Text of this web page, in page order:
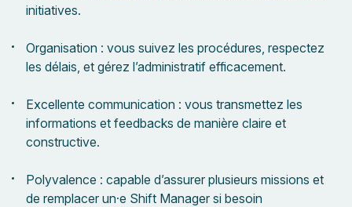
initiatives.
Organisation : vous suivez les procédures, respectez
les délais, et gérez l’administratif efficacement.
Excellente communication : vous transmettez les
informations et feedbacks de manière claire et
constructive.
Polyvalence : capable d’assurer plusieurs missions et
de remplacer un·e Shift Manager si besoin